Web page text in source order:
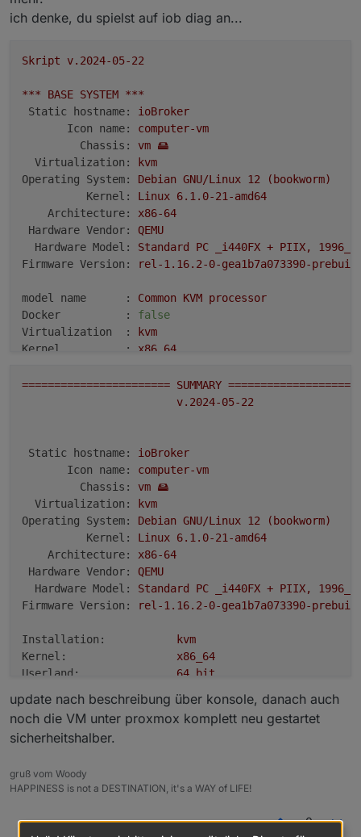
ich denke, du spielst auf iob diag an...
Skript v.2024-05-22
*** BASE SYSTEM ***
Static hostname:
ioBroker
Icon name:
computer-vm
Chassis:
vm 🖴
Virtualization:
kvm
Operating System:
Debian GNU/Linux 12
(bookworm)
Kernel:
Linux 6.1 .0-21 -amd64
Architecture:
x86-64
Hardware Vendor:
QEMU
Hardware Model:
Standard PC _i440FX + PIIX,
1996_
Firmware Version:
rel-1.16.2-0-gea1b7a073390-
model name      : Common KVM processor
Docker          :
false
Virtualization  :
kvm
Kernel          :
x86_64
and Time Zones
Local time:
Universal time: Thu 2024-06-13 05:30:19
RTC time:
Thu
2024-06-13 05:30:19
Time zone:
System clock synchronized:
NTP service:
active
RTC in local TZ:
no
*** Users and
User
that
'iob diag':
woody
GROUPS=woody adm cdrom floppy sudo audio dip video
User that is running
HOME=/home/iobroker
GROUPS=iobroker tty dialout audio video
*** Display-Server-Setup ***
======================= SUMMARY
v.2024-05-22
Static hostname:
ioBroker
Icon name:
computer-vm
Chassis:
vm 🖴
Virtualization:
kvm
Operating System:
Debian GNU/Linux 12
(bookworm)
Kernel:
Linux 6.1 .0-21 -amd64
Architecture:
x86-64
Hardware Vendor:
QEMU
Hardware Model:
Standard PC _i440FX + PIIX,
1996_
Firmware Version:
rel-1.16.2-0-gea1b7a073390-
Installation:
kvm
Kernel:
x86_64
Userland:
64 bit
User-ID:
1000
Display-Server:
false
Boot Target:
Pending OS-Updates:
Pending iob updates:
0
Nodejs-Installation:
update nach beschreibung über konsole, danach auch
noch die VM unter proxmox komplett neu gestartet
sicherheitshalber.
gruß vom Woody
HAPPINESS is not a DESTINATION, it's a WAY of LIFE!
0